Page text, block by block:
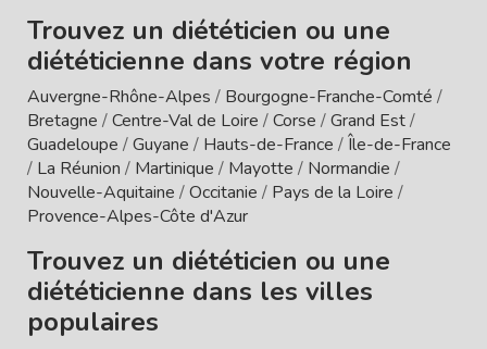
Trouvez un diététicien ou une
diététicienne dans votre région
Auvergne-Rhône-Alpes / Bourgogne-Franche-Comté /
Bretagne /Centre-Val de Loire /Corse /Grand Est/
Guadeloupe /Guyane / Hauts-de-France /Île-de-France
/ La Réunion / Martinique / Mayotte / Normandie /
Nouvelle-Aquitaine /Occitanie / Pays de la Loire /
Provence-Alpes-Côte d'Azur
Trouvez un diététicien ou une
diététicienne dans les villes
populaires